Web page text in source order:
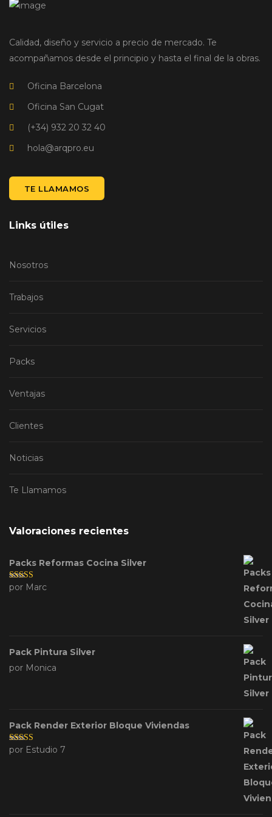
Calidad, diseño y servicio a precio de mercado. Te
acompañamos desde el principio y hasta el final de la obras.
Oficina Barcelona
Oficina San Cugat
(+34) 932 20 32 40
hola@arqpro.eu
TE LLAMAMOS
Links útiles
Nosotros
Trabajos
Servicios
Packs
Ventajas
Clientes
Noticias
Te Llamamos
Valoraciones recientes
Packs Reformas Cocina Silver
Valorado con
por Marc
Pack Pintura Silver
por Monica
Pack Render Exterior Bloque Viviendas
Valorado con
por Estudio 7